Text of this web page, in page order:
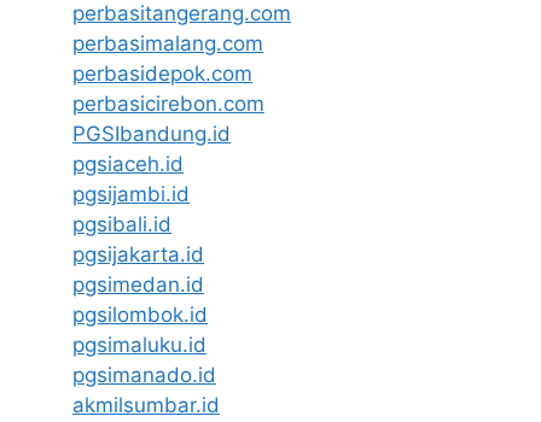
perbasitangerang.com
perbasimalang.com
perbasidepok.com
perbasicirebon.com
PGSIbandung.id
pgsiaceh.id
pgsijambi.id
pgsibali.id
pgsijakarta.id
pgsimedan.id
pgsilombok.id
pgsimaluku.id
pgsimanado.id
akmilsumbar.id